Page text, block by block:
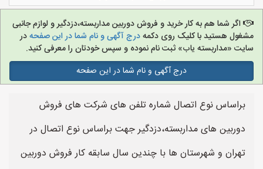
اگر شما هم به کار خرید و فروش دوربین مداربسته،دزدگیر و لوازم جانبی
مشغول هستید با کلیک روی دکمهدرج آگهی و نام شما در این صفحهدر
سایت «مداربسته یاب» ثبت نام نموده و سپس خودتان را معرفی کنید.
درج آگهی و نام شما در این صفحه
براساس نوع اتصال شماره تلفن های شرکت های فروش
دوربین های مداربسته،دزدگیر جهت براساس نوع اتصال در
تهران و شهرستان ها با چندین سال سابقه کار فروش دوربین